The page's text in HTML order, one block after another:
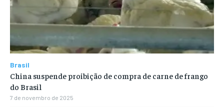
Brasil
China suspende proibição de compra de carne de frango
do Brasil
7 de novembro de 2025